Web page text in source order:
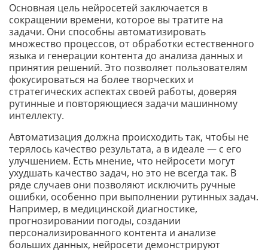
Основная цель нейросетей заключается в
сокращении времени, которое вы тратите на
задачи. Они способны автоматизировать
множество процессов, от обработки естественного
языка и генерации контента до анализа данных и
принятия решений. Это позволяет пользователям
фокусироваться на более творческих и
стратегических аспектах своей работы, доверяя
рутинные и повторяющиеся задачи машинному
интеллекту.
Автоматизация должна происходить так, чтобы не
терялось качество результата, а в идеале — с его
улучшением. Есть мнение, что нейросети могут
ухудшать качество задач, но это не всегда так. В
ряде случаев они позволяют исключить ручные
ошибки, особенно при выполнении рутинных задач.
Например, в медицинской диагностике,
прогнозировании погоды, создании
персонализированного контента и анализе
больших данных, нейросети демонстрируют